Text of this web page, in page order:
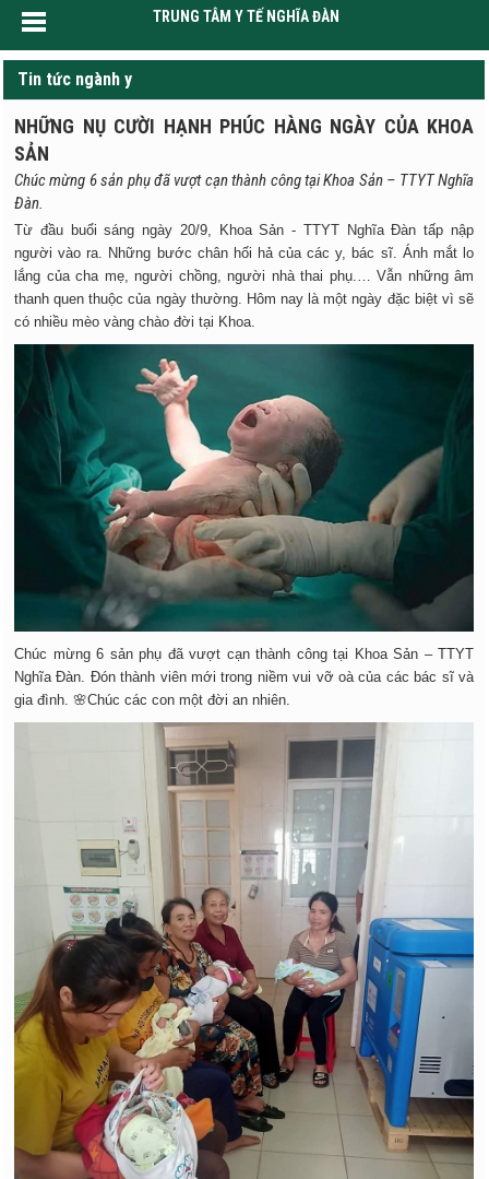
TRUNG TÂM Y TẾ NGHĨA ĐÀN
Tin tức ngành y
NHỮNG NỤ CƯỜI HẠNH PHÚC HÀNG NGÀY CỦA KHOA
SẢN
Chúc mừng 6 sản phụ đã vượt cạn thành công tại Khoa Sản – TTYT Nghĩa
Đàn.
Từ đầu buổi sáng ngày 20/9, Khoa Sản - TTYT Nghĩa Đàn tấp nập
người vào ra. Những bước chân hối hả của các y, bác sĩ. Ánh mắt lo
lắng của cha mẹ, người chồng, người nhà thai phụ.… Vẫn những âm
thanh quen thuộc của ngày thường. Hôm nay là một ngày đặc biệt vì sẽ
có nhiều mèo vàng chào đời tại Khoa.
Chúc mừng 6 sản phụ đã vượt cạn thành công tại Khoa Sản – TTYT
Nghĩa Đàn. Đón thành viên mới trong niềm vui vỡ oà của các bác sĩ và
gia đình. 🌸Chúc các con một đời an nhiên.